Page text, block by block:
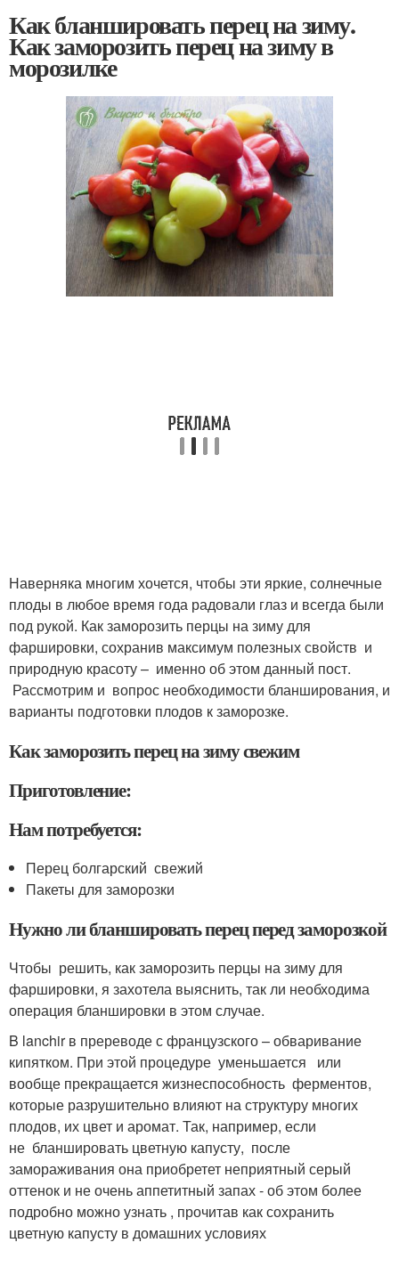
Как бланшировать перец на зиму.
Как заморозить перец на зиму в
морозилке
Наверняка многим хочется, чтобы эти яркие, солнечные
плоды в любое время года радовали глаз и всегда были
под рукой. Как заморозить перцы на зиму для
фаршировки, сохранив максимум полезных свойств и
природную красоту – именно об этом данный пост.
Рассмотрим и вопрос необходимости бланширования, и
варианты подготовки плодов к заморозке.
Как заморозить перец на зиму свежим
Приготовление:
Нам потребуется:
Перец болгарский свежий
Пакеты для заморозки
Нужно ли бланшировать перец перед заморозкой
Чтобы решить, как заморозить перцы на зиму для
фаршировки, я захотела выяснить, так ли необходима
операция бланшировки в этом случае.
B lanchir в пререводе с французского – обваривание
кипятком. При этой процедуре уменьшается или
вообще прекращается жизнеспособность ферментов,
которые разрушительно влияют на структуру многих
плодов, их цвет и аромат. Так, например, если
не бланшировать цветную капусту, после
замораживания она приобретет неприятный серый
оттенок и не очень аппетитный запах - об этом более
подробно можно узнать , прочитав как сохранить
цветную капусту в домашних условиях